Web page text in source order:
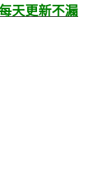
天更新不漏